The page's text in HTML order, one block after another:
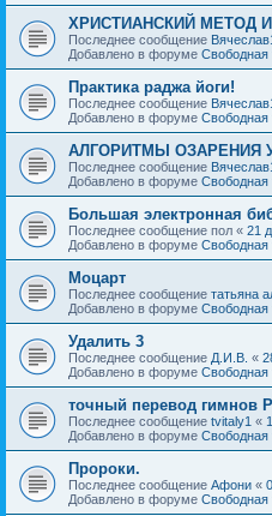
ХРИСТИАНСКИЙ МЕТОД
Последнее сообщение
Добавлено в форуме Свободная
Практика раджа йоги!
Последнее сообщение
Добавлено в форуме Свободная
АЛГОРИТМЫ ОЗАРЕНИЯ
Последнее сообщение
Добавлено в форуме Свободная
Большая электронная
Последнее сообщение пол « 21
Добавлено в форуме Свободная
Моцарт
Последнее сообщение татьяна
Добавлено в форуме Свободная
Удалить 3
Последнее сообщение Д.И.В. «
Добавлено в форуме Свободная
точный перевод гимнов
Последнее сообщение tvitaly1 «
Добавлено в форуме Свободная
Пророки.
Последнее сообщение Афони «
Добавлено в форуме Свободная